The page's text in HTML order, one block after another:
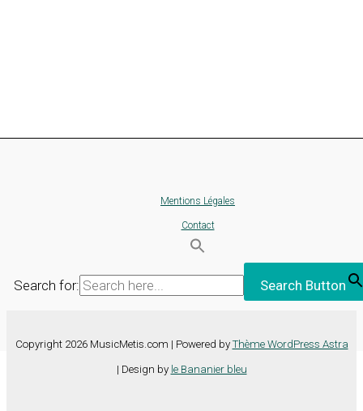
Mentions Légales
Contact
Search for: Search Button
Copyright 2026 MusicMetis.com | Powered by Thème WordPress Astra
| Design by le Bananier bleu